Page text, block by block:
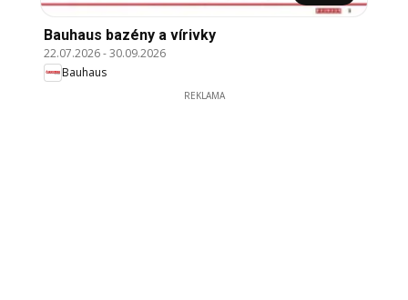
Bauhaus bazény a vírivky
22.07.2026-30.09.2026
Bauhaus
REKLAMA